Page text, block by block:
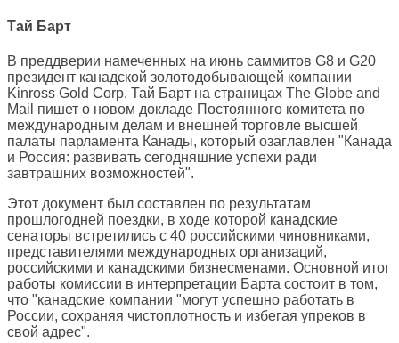
Тай Барт
В преддверии намеченных на июнь саммитов G8 и G20
президент канадской золотодобывающей компании
Kinross Gold Corp. Тай Барт на страницах The Globe and
Mail пишет о новом докладе Постоянного комитета по
международным делам и внешней торговле высшей
палаты парламента Канады, который озаглавлен "Канада
и Россия: развивать сегодняшние успехи ради
завтрашних возможностей".
Этот документ был составлен по результатам
прошлогодней поездки, в ходе которой канадские
сенаторы встретились с 40 российскими чиновниками,
представителями международных организаций,
российскими и канадскими бизнесменами. Основной итог
работы комиссии в интерпретации Барта состоит в том,
что "канадские компании "могут успешно работать в
России, сохраняя чистоплотность и избегая упреков в
свой адрес".